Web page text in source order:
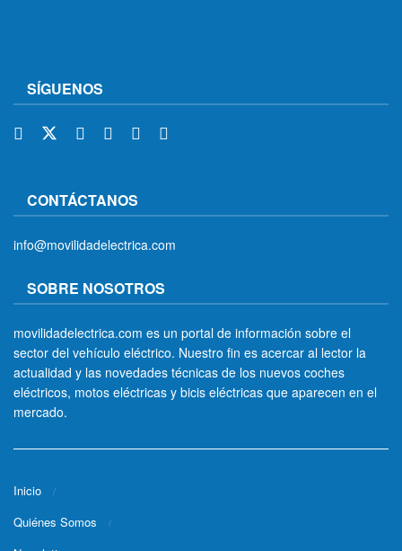
SÍGUENOS
CONTÁCTANOS
info@movilidadelectrica.com
SOBRE NOSOTROS
movilidadelectrica.com es un portal de información sobre el
sector del vehículo eléctrico. Nuestro fin es acercar al lector la
actualidad y las novedades técnicas de los nuevos coches
eléctricos, motos eléctricas y bicis eléctricas que aparecen en el
mercado.
Inicio
Quiénes Somos